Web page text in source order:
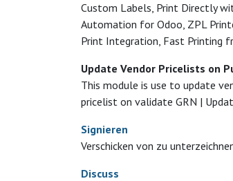
Custom Labels, Print Directly
Automation for Odoo, ZPL
Print Integration, Fast Printing
Update Vendor Pricelists on
This module is use to update
pricelist on validate GRN |
Signieren
Verschicken von zu
Discuss